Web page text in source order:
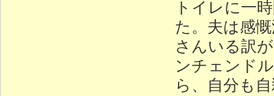
トイレに一
た。夫は感
さんいる訳
ンチェンド
ら、自分も